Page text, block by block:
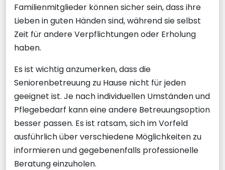
Familienmitglieder können sicher sein, dass ihre
Lieben in guten Händen sind, während sie selbst
Zeit für andere Verpflichtungen oder Erholung
haben.
Es ist wichtig anzumerken, dass die
Seniorenbetreuung zu Hause nicht für jeden
geeignet ist. Je nach individuellen Umständen und
Pflegebedarf kann eine andere Betreuungsoption
besser passen. Es ist ratsam, sich im Vorfeld
ausführlich über verschiedene Möglichkeiten zu
informieren und gegebenenfalls professionelle
Beratung einzuholen.